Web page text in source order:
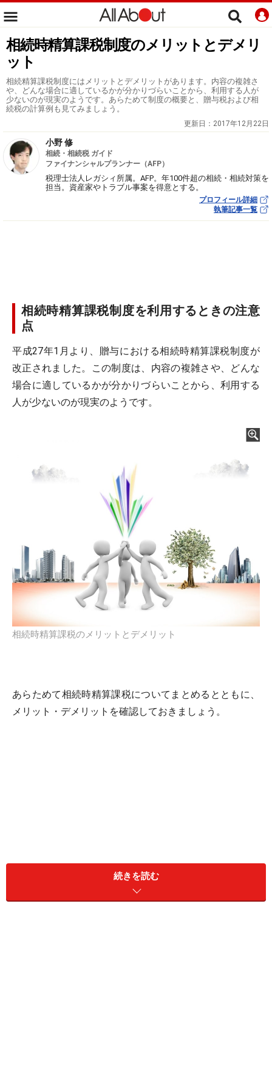
相続時精算課税制度のメリットとデメリ
ット
相続精算課税制度にはメリットとデメリットがあります。内容の複雑さ
や、どんな場合に適しているかが分かりづらいことから、利用する人が
少ないのが現実のようです。あらためて制度の概要と、贈与税および相
続税の計算例も見てみましょう。
更新日： 2017年12月22日
小野 修
相続・相続税 ガイド
ファイナンシャルプランナー（AFP）
税理士法人レガシィ所属。AFP。年100件超の相続・相続対策を
担当。資産家やトラブル事案を得意とする。
プロフィール詳細
執筆記事一覧
相続時精算課税制度を利用するときの注意
点
平成27年1月より、贈与における相続時精算課税制度が
改正されました。この制度は、内容の複雑さや、どんな
場合に適しているかが分かりづらいことから、利用する
人が少ないのが現実のようです。
相続時精算課税のメリットとデメリット
あらためて相続時精算課税についてまとめるとともに、
メリット・デメリットを確認しておきましょう。
続きを読む